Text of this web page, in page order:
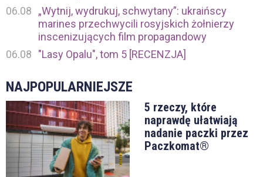
06.08
„Wytnij, wydrukuj, schwytany”: ukraińscy
marines przechwycili rosyjskich żołnierzy
inscenizujących film propagandowy
06.08
"Lasy Opalu", tom 5 [RECENZJA]
NAJPOPULARNIEJSZE
5 rzeczy, które
naprawdę ułatwiają
nadanie paczki przez
Paczkomat®